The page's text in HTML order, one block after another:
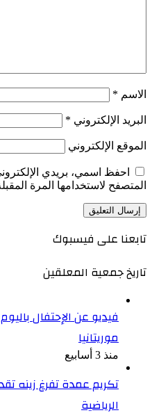
الاسم *
البريد الإلكتروني *
الموقع الإلكتروني
احفظ اسمي، بريدي
المتصفح لاستخدامها المرة
تابعنا على فيسبوك
تاريخ جمعية المعلقين
فيديو عن الإحتفال
موريتانيا
منذ 3 أسابيع
تكريم عمدة تفرغ زينه
الرياضية